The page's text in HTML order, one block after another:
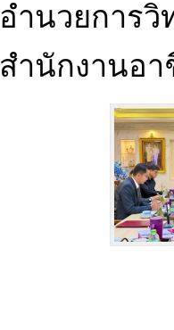
อำนวยการ
สำนักงานอ